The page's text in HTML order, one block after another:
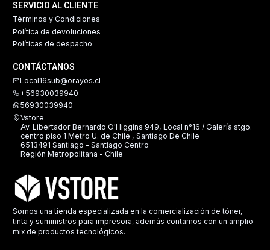
SERVICIO AL CLIENTE
Términos y Condiciones
Política de devoluciones
Políticas de despacho
CONTÁCTANOS
Local16sub@orayos.cl
+56930039940
56930039940
Vstore
Av. Libertador Bernardo O'Higgins 949, Local n°16 / Galería stgo.
centro piso 1 Metro U. de Chile , Santiago De Chile
6513491 Santiago - Santiago Centro
Región Metropolitana - Chile
Somos una tienda especializada en la comercialización de tóner,
tinta y suministros para impresora, además contamos con un amplio
mix de productos tecnológicos.